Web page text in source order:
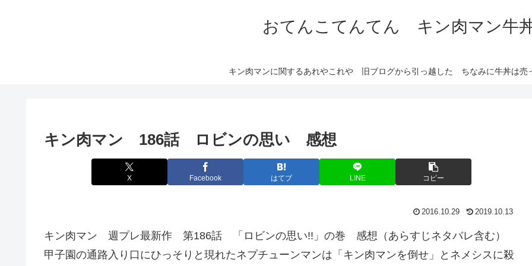
おてんこてんてん キン肉マン牛
キン肉マンに関するあれやこれや 旧ブログから引っ越した ちなみに牛丼は売
キン肉マン 186話 ロビンの思い 感想
X Facebook はてブ LINE コピー
2016.10.29 2019.10.13
キン肉マン 週プレ最新作 第186話 「ロビンの思い!!」の巻 感想（あらすじネタバレ含む）
甲子園の通路入り口にひっそりと現れたネプチューンマンは「キン肉マンを倒せ」とネメシスに殺